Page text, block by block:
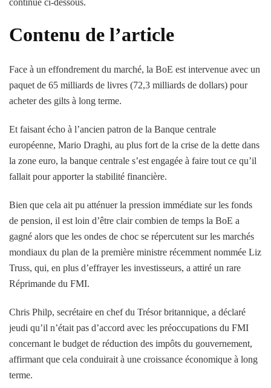
continue ci-dessous.
Contenu de l’article
Face à un effondrement du marché, la BoE est intervenue avec un
paquet de 65 milliards de livres (72,3 milliards de dollars) pour
acheter des gilts à long terme.
Et faisant écho à l’ancien patron de la Banque centrale
européenne, Mario Draghi, au plus fort de la crise de la dette dans
la zone euro, la banque centrale s’est engagée à faire tout ce qu’il
fallait pour apporter la stabilité financière.
Bien que cela ait pu atténuer la pression immédiate sur les fonds
de pension, il est loin d’être clair combien de temps la BoE a
gagné alors que les ondes de choc se répercutent sur les marchés
mondiaux du plan de la première ministre récemment nommée Liz
Truss, qui, en plus d’effrayer les investisseurs, a attiré un rare
Réprimande du FMI.
Chris Philp, secrétaire en chef du Trésor britannique, a déclaré
jeudi qu’il n’était pas d’accord avec les préoccupations du FMI
concernant le budget de réduction des impôts du gouvernement,
affirmant que cela conduirait à une croissance économique à long
terme.